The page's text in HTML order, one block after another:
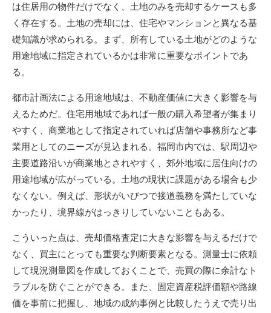
は住居用の物件だけでなく、土地のみを売却するケースも多
く存在する。土地の売却には、住宅やマンションと異なる基
礎知識が求められる。まず、所有している土地がどのような
用途地域に指定されているかは非常に重要なポイントであ
る。
都市計画法による用途地域は、不動産価値に大きく影響を与
えるためだ。住宅用地域であれば一般の購入希望者が集まり
やすく、商業地として指定されていれば店舗や事務所など事
業用としてのニーズが見込まれる。福岡市内では、駅周辺や
主要道路沿いが商業地とされやすく、郊外地域に居住向けの
用途地域が広がっている。土地の現状に課題がある場合も少
なくない。例えば、形状がいびつで接道義務を満たしていな
かったり、境界線がはっきりしていないこともある。
こういった点は、売却価格査定に大きな影響を与えるだけで
なく、買主にとっても重要な判断要素となる。測量士に依頼
して現況測量図を作成しておくことで、売買の際に余計なト
ラブルを防ぐことができる。また、固定資産税評価額や路線
価を事前に把握し、地域の成約事例と比較したうえで売り出